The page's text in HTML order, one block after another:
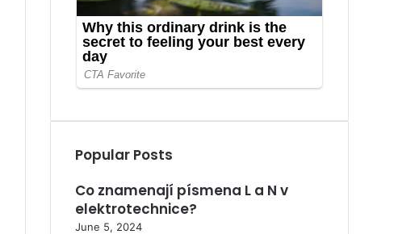
Popular Posts
Co znamenají písmena L a N v
elektrotechnice?
June 5, 2024